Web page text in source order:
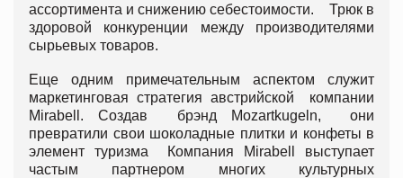
ассортимента и снижению себестоимости. Трюк в
здоровой конкуренции между производителями
сырьевых товаров.
Еще одним примечательным аспектом служит
маркетинговая стратегия австрийской компании
Mirabell. Создав брэнд Mozartkugeln, они
превратили свои шоколадные плитки и конфеты в
элемент туризма Компания Mirabell выступает
частым партнером многих культурных